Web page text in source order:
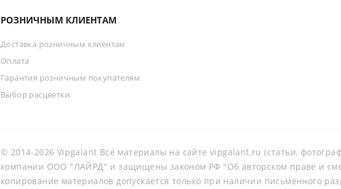
РОЗНИЧНЫМ КЛИЕНТАМ
Доставка розничным клиентам
Оплата
Гарантия розничным покупателям
Выбор расцветки
© 2014-2026 Vipgalant Все материалы на сайте vipgalant.ru (статьи,
компании ООО "ЛАЙРД" и защищены законом РФ "Об авторском праве и
копирование материалов допускается только при наличии письменного